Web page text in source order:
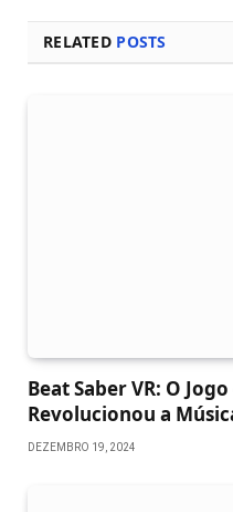
RELATED POSTS
Beat Saber VR: O
Revolucionou a
DEZEMBRO 19, 2024